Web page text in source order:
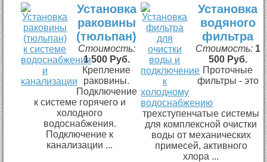
Установка
раковины
(тюльпан)
Стоимость:
1 500 Руб.
Крепление
раковины.
Подключение
к системе горячего и
холодного
водоснабжения.
Подключение к
канализации ...
Установка
водяного
фильтра
Стоимость: 1
500 Руб.
Проточные
фильтры - это
трехступенчатые системы
для комплексной очистки
воды от механических
примесей, активного
хлора ...